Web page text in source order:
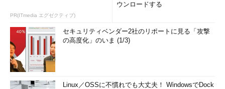
PR(ITmedia エグゼクティブ)
ウンロードする
セキュリティベンダー2社のリポートに見る「攻撃
の高度化」のいま (1/3)
Linux／OSSに不慣れでも大丈夫！ WindowsでDock